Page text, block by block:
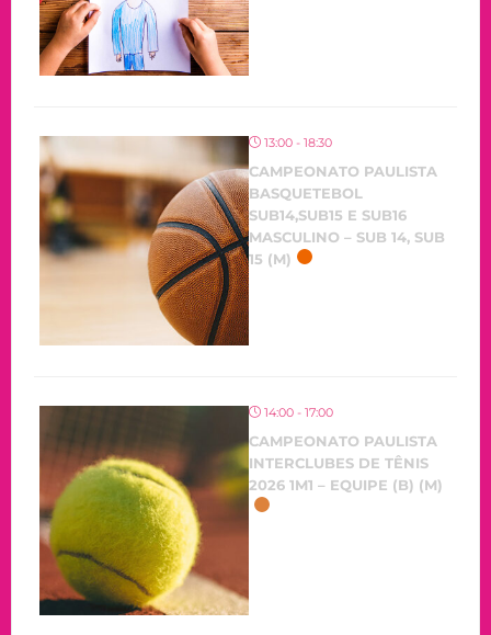
13:00 - 18:30
CAMPEONATO PAULISTA
BASQUETEBOL
SUB14,SUB15 E SUB16
MASCULINO – SUB 14, SUB
15 (M)
14:00 - 17:00
CAMPEONATO PAULISTA
INTERCLUBES DE TÊNIS
2026 1M1 – EQUIPE (B) (M)